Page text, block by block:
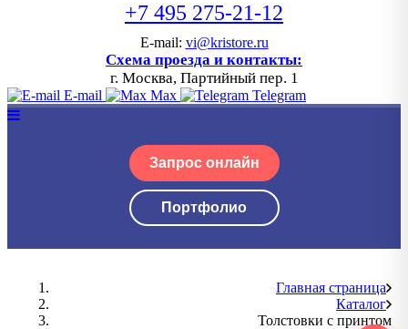
+7 495 275-21-12
E-mail: vi@kristore.ru
Схема проезда и контакты:
г. Москва, Партийный пер. 1
E-mail Max Telegram
Запрос онлайн
Портфолио
Главная страница
Каталог
Толстовки с принтом